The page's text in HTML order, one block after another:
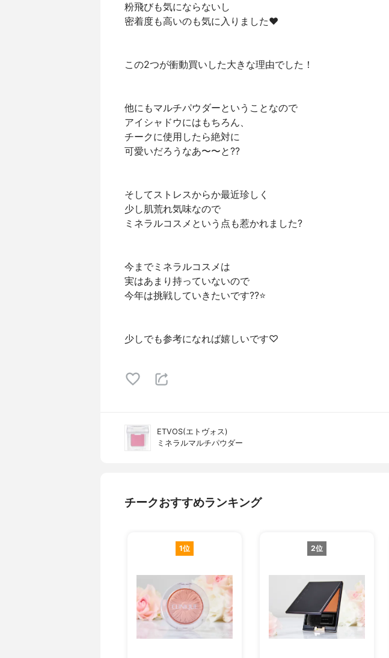
粉飛びも気にならないし
密着度も高いのも気に入りました❤️
この2つが衝動買いした大きな理由でした！
他にもマルチパウダーということなので
アイシャドウにはもちろん、
チークに使用したら絶対に
可愛いだろうなあ〜〜と??
そしてストレスからか最近珍しく
少し肌荒れ気味なので
ミネラルコスメという点も惹かれました?
今までミネラルコスメは
実はあまり持っていないので
今年は挑戦していきたいです??⭐
少しでも参考になれば嬉しいです♡
ETVOS(エトヴォス)
ミネラルマルチパウダー
チークおすすめランキング
1位 2位